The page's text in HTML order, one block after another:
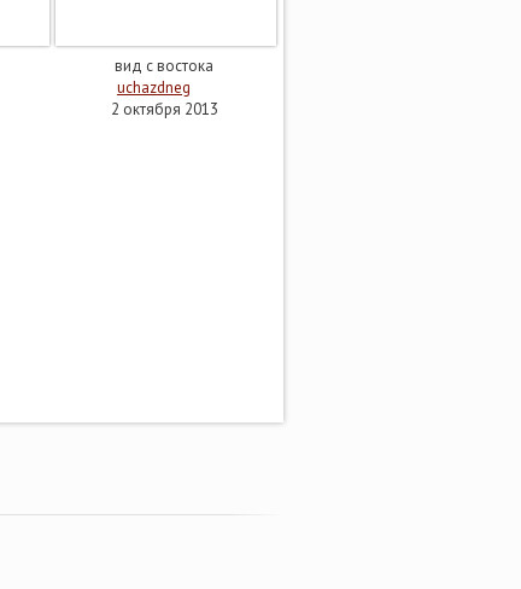
вид с востока
uchazdneg
2 октября 2013